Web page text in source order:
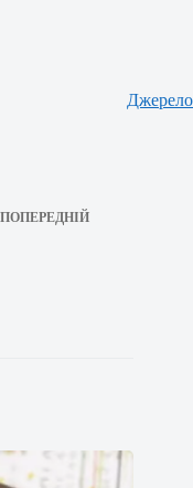
Джерело
ПОПЕРЕДНІЙ